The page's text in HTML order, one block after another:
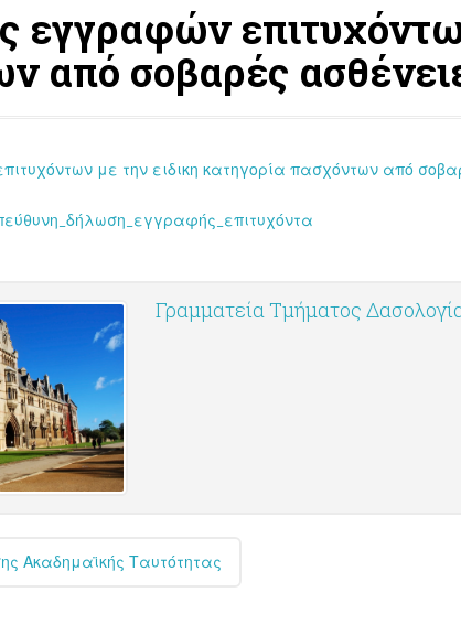
εγγραφών
από σοβαρές
με την ειδικη κατηγορία πασχόντων από
Γραμματεία Τμήματος
Ακαδημαϊκής Ταυτότητας